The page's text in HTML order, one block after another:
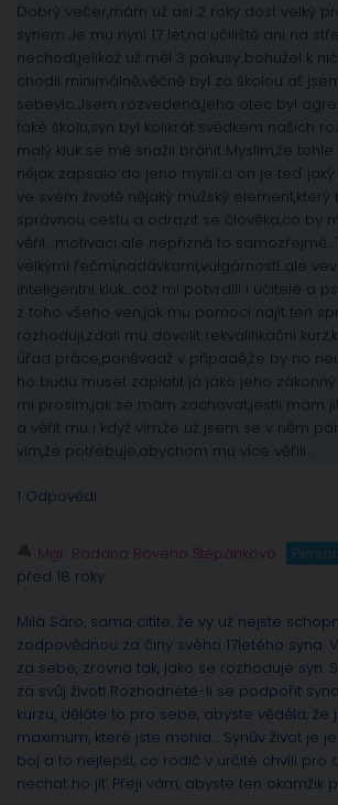
Dobrý večer,mám už asi 2 roky dost velký
synem..Je mu nyní 17 let,na učiliště ani na
nechodí,jelikož už měl 3 pokusy..bohužel k
chodil minimálně,věčně byl za školou..ať
sebevíc..Jsem rozvedená,jeho otec byl
také školu,syn byl kolikrát svědkem našich
malý kluk se mě snažil bránit..Myslím,že
nějak zapsalo do jeho mysli..a on je teď
ve svém životě nějaký mužský
správnou cestu a odrazit se člověka,co by
věřil….motivaci..ale nepřizná to
velkými řečmi,nadávkami,vulgárností..ale
inteligentní kluk…což mi potvrdili i učitelé a
z toho všeho ven,jak mu pomoci najít ten
rozhoduji,zdali mu dovolit rekvalifikační
úřad práce,poněvadž v případě,že by ho
ho budu muset zaplatit já jako jeho
mi prosím,jak se mám zachovat,jestli mám
a věřit mu..i když vím,že už jsem se v něm
vím,že potřebuje,abychom mu více věřili…
1 Odpovědi
Mgr. Radana Rovena Štěpánková
před 18 roky
Milá Sáro, sama cítíte, že vy už nejste
zodpovědnou za činy svého 17letého syna.
za sebe, zrovna tak, jako se rozhoduje syn.
za svůj život! Rozhodnete-li se podpořit
kurzu, děláte to pro sebe, abyste věděla, že
maximum, které jste mohla… Synův život je
boj a to nejlepší, co rodič v určité chvíli pro
nechat ho jít. Přeji vám, abyste ten okamžik